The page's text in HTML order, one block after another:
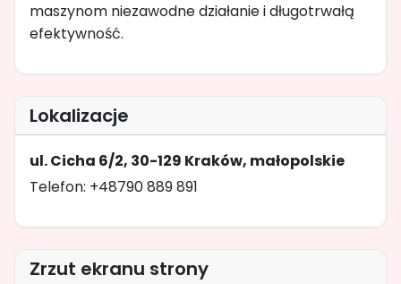
maszynom niezawodne działanie i długotrwałą
efektywność.
Lokalizacje
ul. Cicha 6/2, 30-129 Kraków, małopolskie
Telefon: +48790 889 891
Zrzut ekranu strony